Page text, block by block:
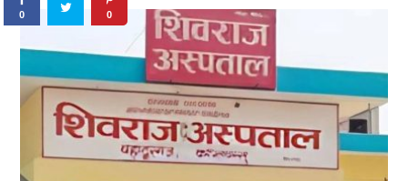
0 0